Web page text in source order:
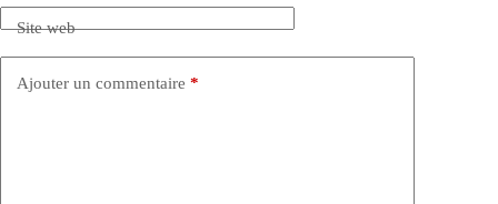
Site web
Ajouter un commentaire *